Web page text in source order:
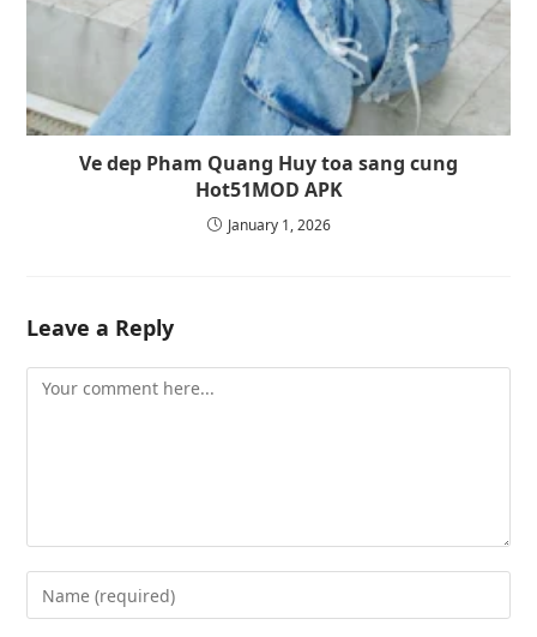
Ve dep Pham Quang Huy toa sang cung
Hot51MOD APK
January 1, 2026
Leave a Reply